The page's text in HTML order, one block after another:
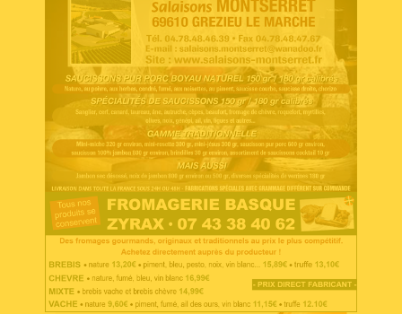
Voir l'annonce
Accéder au site
Voir l'annonce